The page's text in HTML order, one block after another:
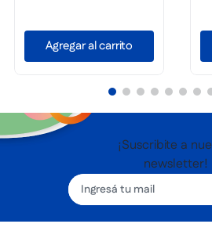
Agregar al carrito
¡Suscribite a
newsletter!